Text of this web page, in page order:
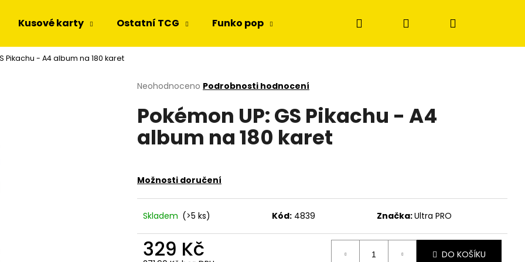
Kusové karty Ostatní TCG Funko pop Disney Lorcana Stavebnice
Hledat PřihlášeníNákupní
Pikachu - A4 album na 180 karet
Průměrné
produktu
je
z
Neohodnoceno Podrobnosti hodnocení
Pokémon UP: GS Pikachu - A4
album na 180 karet
Možnosti doručení
Skladem (>5 ks) Kód: 4839 Značka:Ultra PRO
329 Kč DO KOŠÍKU
Co potřebujete najít?
HLEDAT